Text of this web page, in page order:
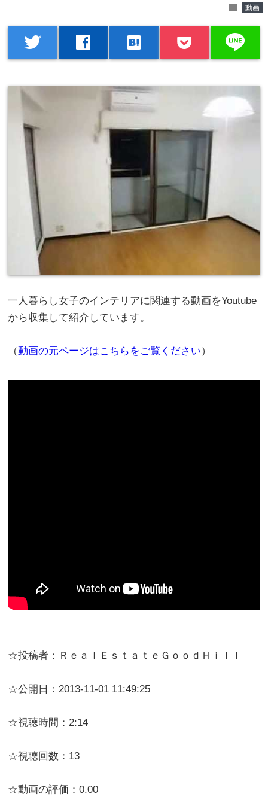
folder 動画
twitter facebook hatenabookmark line
一人暮らし女子のインテリアに関連する動画をYoutube
から収集して紹介しています。
（動画の元ページはこちらをご覧ください）
☆投稿者：ＲｅａｌＥｓｔａｔｅＧｏｏｄＨｉｌｌ
☆公開日：2013-11-01 11:49:25
☆視聴時間：2:14
☆視聴回数：13
☆動画の評価：0.00